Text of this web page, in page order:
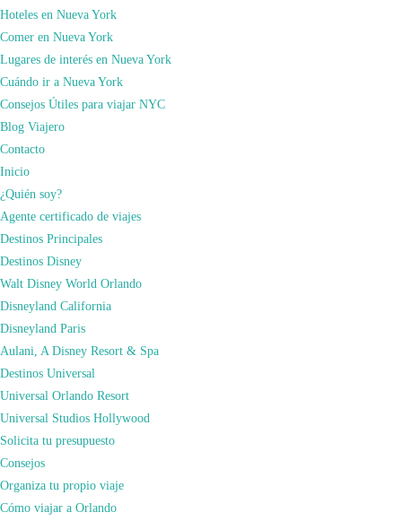
Hoteles en Nueva York
Comer en Nueva York
Lugares de interés en Nueva York
Cuándo ir a Nueva York
Consejos Útiles para viajar NYC
Blog Viajero
Contacto
Inicio
¿Quién soy?
Agente certificado de viajes
Destinos Principales
Destinos Disney
Walt Disney World Orlando
Disneyland California
Disneyland Paris
Aulani, A Disney Resort & Spa
Destinos Universal
Universal Orlando Resort
Universal Studios Hollywood
Solicita tu presupuesto
Consejos
Organiza tu propio viaje
Cómo viajar a Orlando
Son miles de fans los que aguarda este espectáculo. Visitantes de todo el
mundo llenan cada día el Radio City Music Hall, uno de los teatros más
grandes y famosos del mundo, con una capacidad para 5.000 espectadores. Y
sí, cada año se llena para traer la magia de la navidad a la ciudad.
Papa Noel como maestro de ceremonias, patinadores sobre hielo, cantantes en
directo, una orquesta impresionante (para mí que he estudiado música… se me
ponían los pelos de punta) y como no, las Rockettes. Las Rockettes son las
bailarinas más famosas del mundo. Son la compañía de ballet del propio teatro
que en el momento que se acaban las representaciones, comienzan a ensayar las
de la próxima edición. La capacidad de precisión de movimiento de estos
artistas e inigualable.
En mi última visita disfruté de este espectáculo y pude grabar algunas
imágenes para vosotros. Eso sí, las imágenes, aunque os guste verlas y
disfrutéis de la puesta en escena, no hacen justicia a la calidad y representación
escénica del espectáculo.